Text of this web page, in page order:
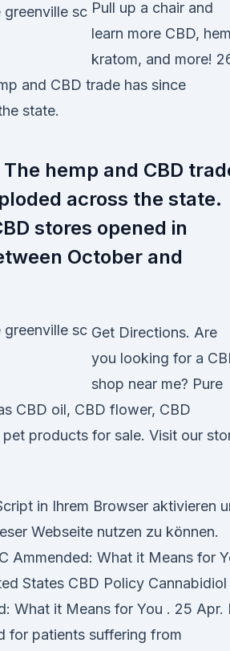
Pull up a chair and
learn more CBD,
kratom, and more!
and CBD trade has since
state.
hemp and CBD
across the state.
stores opened in
October and
Get Directions. Are
you looking for a
shop near me? Pure
CBD oil, CBD flower, CBD
products for sale. Visit our
in Ihrem Browser aktivieren
Webseite nutzen zu können.
Ammended: What it Means for
States CBD Policy Cannabidiol
What it Means for You . 25 Apr.
for patients suffering from